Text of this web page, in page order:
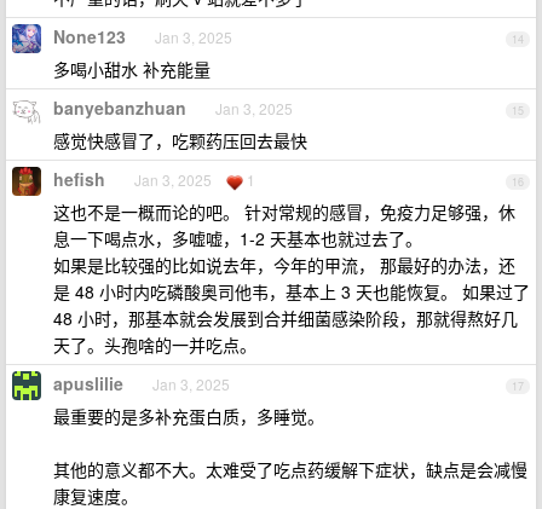
14
None123 Jan 3, 2025
多喝小甜水 补充能量
15
banyebanzhuan Jan 3, 2025
感觉快感冒了，吃颗药压回去最快
16
hefish Jan 3, 2025 1
这也不是一概而论的吧。 针对常规的感冒，免疫力足够强，休
息一下喝点水，多嘘嘘，1-2 天基本也就过去了。
如果是比较强的比如说去年，今年的甲流， 那最好的办法，还
是 48 小时内吃磷酸奥司他韦，基本上 3 天也能恢复。 如果过了
48 小时，那基本就会发展到合并细菌感染阶段，那就得熬好几
天了。头孢啥的一并吃点。
17
apuslilie Jan 3, 2025
最重要的是多补充蛋白质，多睡觉。
其他的意义都不大。太难受了吃点药缓解下症状，缺点是会减慢
康复速度。